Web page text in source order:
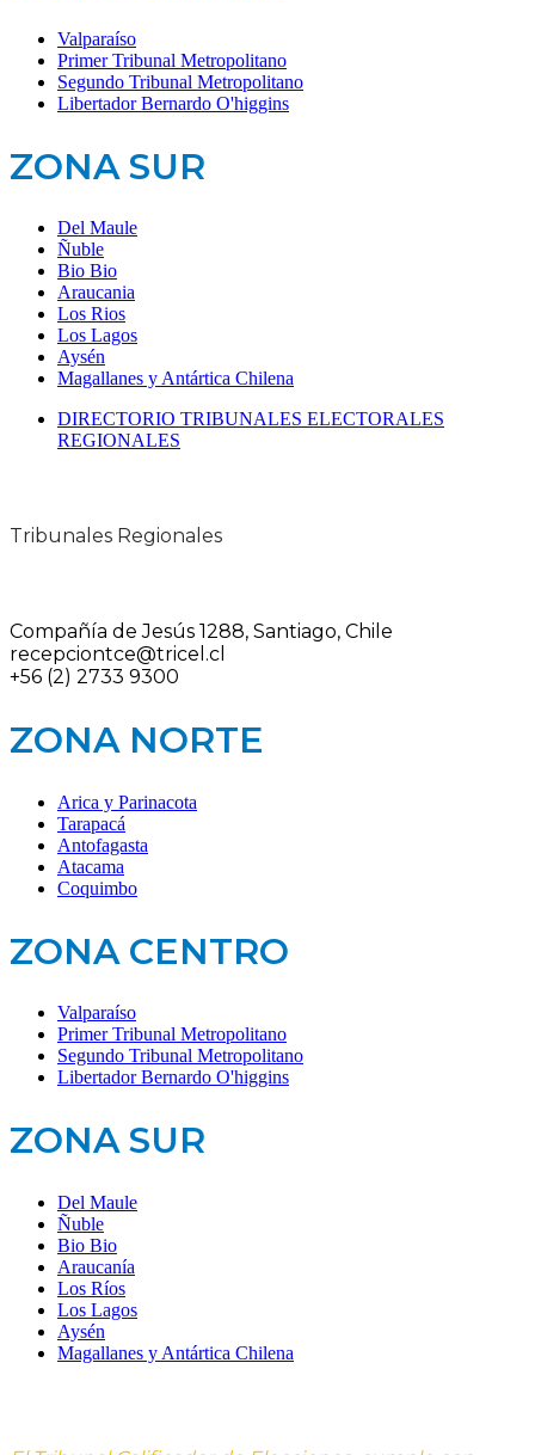
Valparaíso
Primer Tribunal Metropolitano
Segundo Tribunal Metropolitano
Libertador Bernardo O'higgins
ZONA SUR
Del Maule
Ñuble
Bio Bio
Araucania
Los Rios
Los Lagos
Aysén
Magallanes y Antártica Chilena
DIRECTORIO TRIBUNALES ELECTORALES
REGIONALES
Tribunales Regionales
Compañía de Jesús 1288, Santiago, Chile
recepciontce@tricel.cl
+56 (2) 2733 9300
ZONA NORTE
Arica y Parinacota
Tarapacá
Antofagasta
Atacama
Coquimbo
ZONA CENTRO
Valparaíso
Primer Tribunal Metropolitano
Segundo Tribunal Metropolitano
Libertador Bernardo O'higgins
ZONA SUR
Del Maule
Ñuble
Bio Bio
Araucanía
Los Ríos
Los Lagos
Aysén
Magallanes y Antártica Chilena